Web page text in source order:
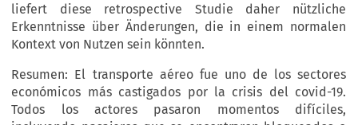
liefert diese retrospective Studie daher nützliche
Erkenntnisse über Änderungen, die in einem normalen
Kontext von Nutzen sein könnten.
Resumen: El transporte aéreo fue uno de los sectores
económicos más castigados por la crisis del covid-19.
Todos los actores pasaron momentos difíciles,